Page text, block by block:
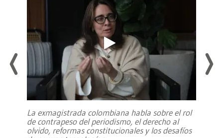
La exmagistrada colombiana habla sobre el rol
de contrapeso del periodismo, el derecho al
olvido, reformas constitucionales y los desafíos